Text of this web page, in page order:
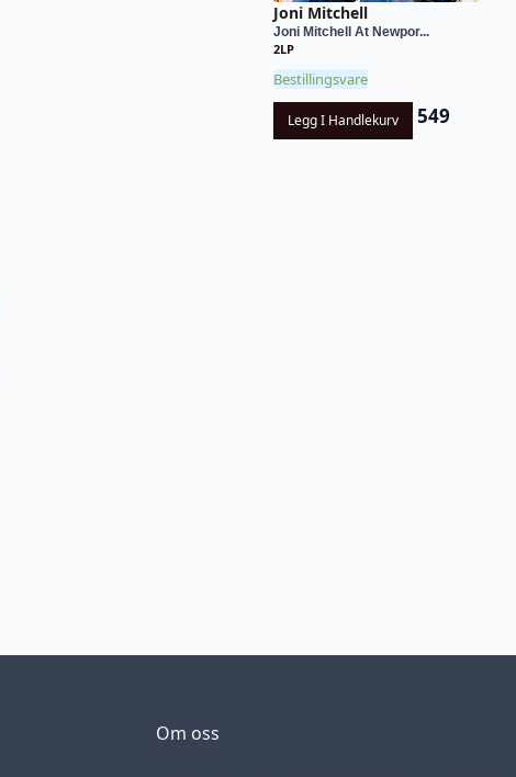
Joni Mitchell
Joni Mitchell At Newpor...
2LP
Bestillingsvare
Legg I Handlekurv 549
Om oss